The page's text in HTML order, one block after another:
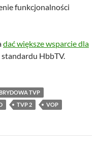
funkcjonalności
dać większe wsparcie dla
HbbTV.
TVP
TVP 2 VOP